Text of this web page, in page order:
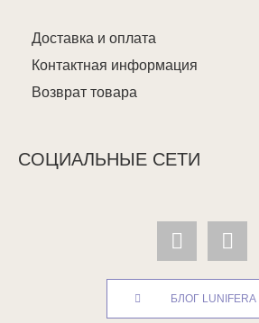
Доставка и оплата
Контактная информация
Возврат товара
СОЦИАЛЬНЫЕ СЕТИ
БЛОГ LUNIFERA